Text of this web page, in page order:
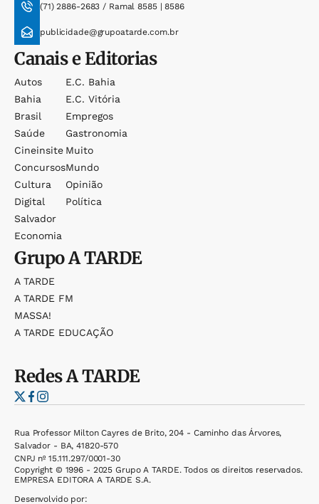
(71) 2886-2683 / Ramal 8585 | 8586
publicidade@grupoatarde.com.br
Canais e Editorias
Autos
Bahia
Brasil
Saúde
Cineinsite
Concursos
Cultura
Digital
Salvador
Economia
E.c. Bahia
E.c. Vitória
Empregos
Gastronomia
Muito
Mundo
Opinião
Política
GrupoA TARDE
A TARDE
A TARDE FM
MASSA!
A TARDE EDUCAÇÃO
RedesA TARDE
Rua Professor Milton Cayres de Brito, 204 - Caminho das Árvores,
Salvador - BA, 41820-570
CNPJ nº 15.111.297/0001-30
Copyright © 1996 - 2025 Grupo A TARDE. Todos os direitos reservados.
EMPRESA EDITORA A TARDE S.A.
Desenvolvido por: